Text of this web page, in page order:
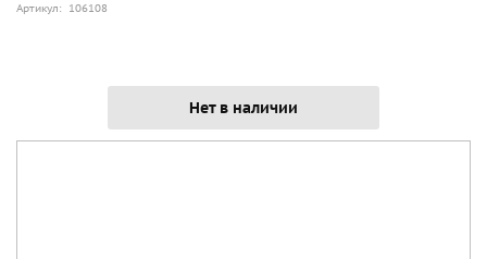
Артикул: 106108
Нет в наличии